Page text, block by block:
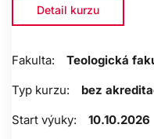
Detail kurzu
Fakulta:
Teologická
Typ kurzu:
bez
Start výuky:
10.10.2026